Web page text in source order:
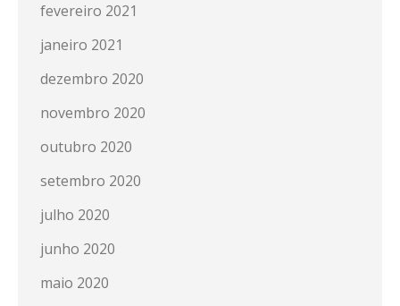
fevereiro 2021
janeiro 2021
dezembro 2020
novembro 2020
outubro 2020
setembro 2020
julho 2020
junho 2020
maio 2020